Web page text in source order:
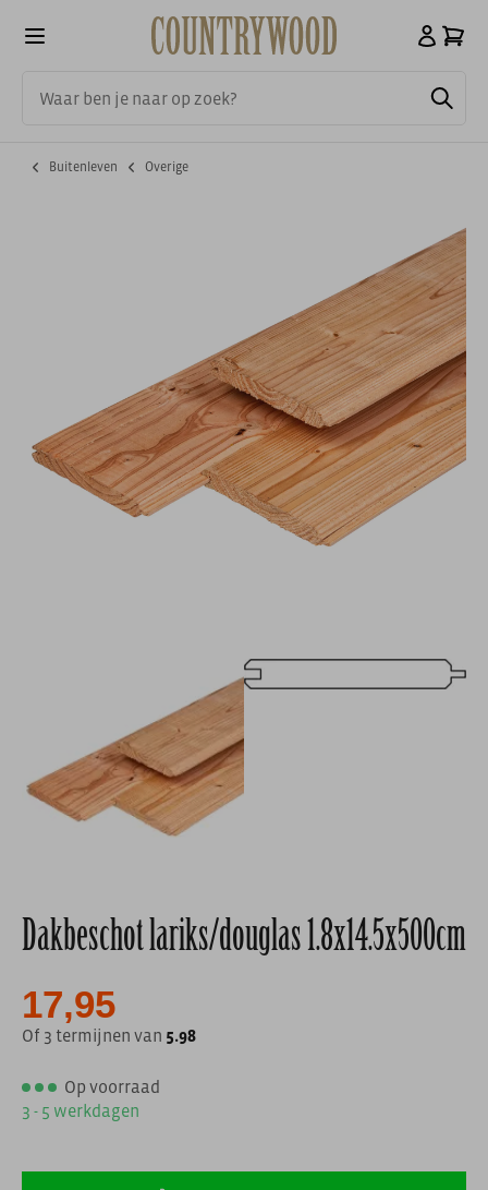
Buitenleven Overige
Dakbeschot lariks/douglas 1.8x14.5x500cm
17,95
Of 3 termijnen van 5.98
Op voorraad
3 - 5 werkdagen